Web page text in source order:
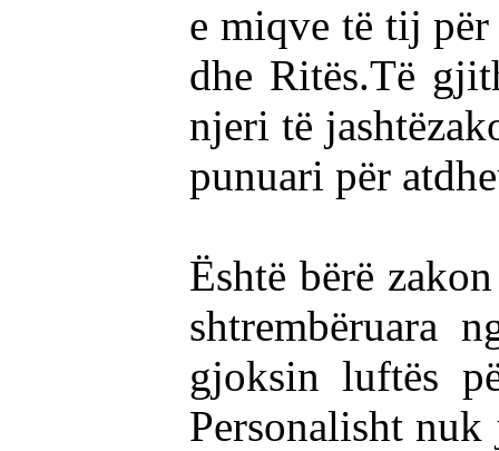
e miqve të tij
dhe Ritës.Të
njeri të
punuari për
Është bërë
shtrembëruara
gjoksin luftës
Personalisht